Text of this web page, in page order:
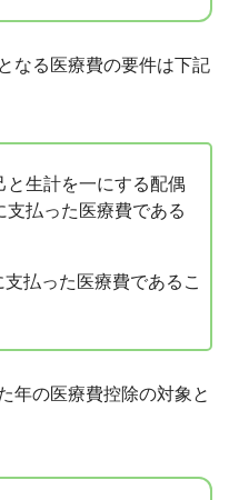
なる医療費の要件は下記
と生計を一にする配偶
払った医療費である
払った医療費であるこ
年の医療費控除の対象と